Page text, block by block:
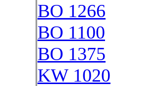
BO 1266
BO 1100
BO 1375
KW 1020